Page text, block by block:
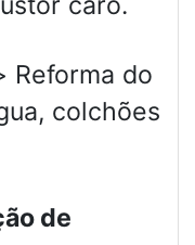
Reforma do
colchões
de